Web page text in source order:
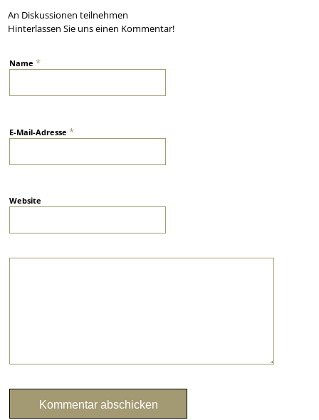
An Diskussionen teilnehmen
Hinterlassen Sie uns einen Kommentar!
Name*
E-Mail-Adresse*
Website